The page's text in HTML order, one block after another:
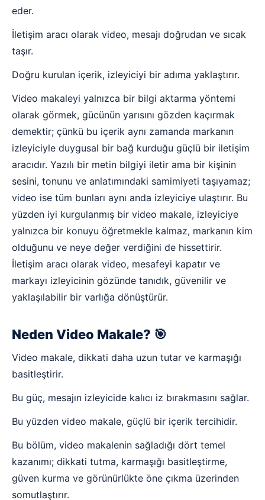
eder.
İletişim aracı olarak video, mesajı doğrudan ve sıcak
taşır.
Doğru kurulan içerik, izleyiciyi bir adıma yaklaştırır.
Video makaleyi yalnızca bir bilgi aktarma yöntemi
olarak görmek, gücünün yarısını gözden kaçırmak
demektir; çünkü bu içerik aynı zamanda markanın
izleyiciyle duygusal bir bağ kurduğu güçlü bir iletişim
aracıdır. Yazılı bir metin bilgiyi iletir ama bir kişinin
sesini, tonunu ve anlatımındaki samimiyeti taşıyamaz;
video ise tüm bunları aynı anda izleyiciye ulaştırır. Bu
yüzden iyi kurgulanmış bir video makale, izleyiciye
yalnızca bir konuyu öğretmekle kalmaz, markanın kim
olduğunu ve neye değer verdiğini de hissettirir.
İletişim aracı olarak video, mesafeyi kapatır ve
markayı izleyicinin gözünde tanıdık, güvenilir ve
yaklaşılabilir bir varlığa dönüştürür.
Neden Video Makale? 🎯
Video makale, dikkati daha uzun tutar ve karmaşığı
basitleştirir.
Bu güç, mesajın izleyicide kalıcı iz bırakmasını sağlar.
Bu yüzden video makale, güçlü bir içerik tercihidir.
Bu bölüm, video makalenin sağladığı dört temel
kazanımı; dikkati tutma, karmaşığı basitleştirme,
güven kurma ve görünürlükte öne çıkma üzerinden
somutlaştırır.